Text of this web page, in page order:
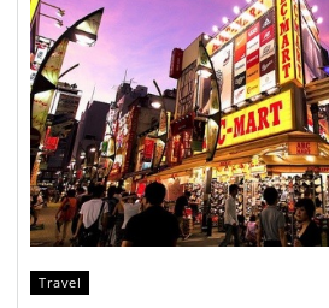
Travel